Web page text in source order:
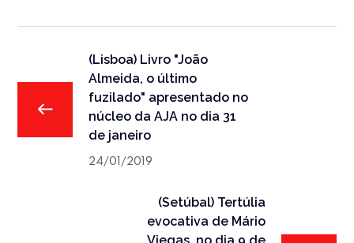
(Lisboa) Livro "João
Almeida, o último
fuzilado" apresentado no
núcleo da AJA no dia 31
de janeiro
24/01/2019
(Setúbal) Tertúlia
evocativa de Mário